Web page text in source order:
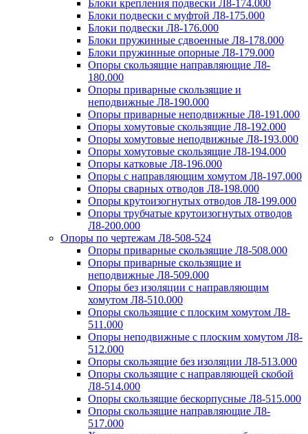
Блоки крепления подвески Л8-174.000
Блоки подвески с муфтой Л8-175.000
Блоки подвески Л8-176.000
Блоки пружинные сдвоенные Л8-178.000
Блоки пружинные опорные Л8-179.000
Опоры скользящие направляющие Л8-
180.000
Опоры приварные скользящие и
неподвижные Л8-190.000
Опоры приварные неподвижные Л8-191.000
Опоры хомутовые скользящие Л8-192.000
Опоры хомутовые неподвижные Л8-193.000
Опоры хомутовые скользящие Л8-194.000
Опоры катковые Л8-196.000
Опоры с направляющим хомутом Л8-197.000
Опоры сварных отводов Л8-198.000
Опоры крутоизогнутых отводов Л8-199.000
Опоры трубчатые крутоизогнутых отводов
Л8-200.000
Опоры по чертежам Л8-508-524
Опоры приварные скользящие Л8-508.000
Опоры приварные скользящие и
неподвижные Л8-509.000
Опоры без изоляции с направляющим
хомутом Л8-510.000
Опоры скользящие с плоским хомутом Л8-
511.000
Опоры неподвижные с плоским хомутом Л8-
512.000
Опоры скользящие без изоляции Л8-513.000
Опоры скользящие с направляющей скобой
Л8-514.000
Опоры скользящие бескорпусные Л8-515.000
Опоры скользящие направляющие Л8-
517.000